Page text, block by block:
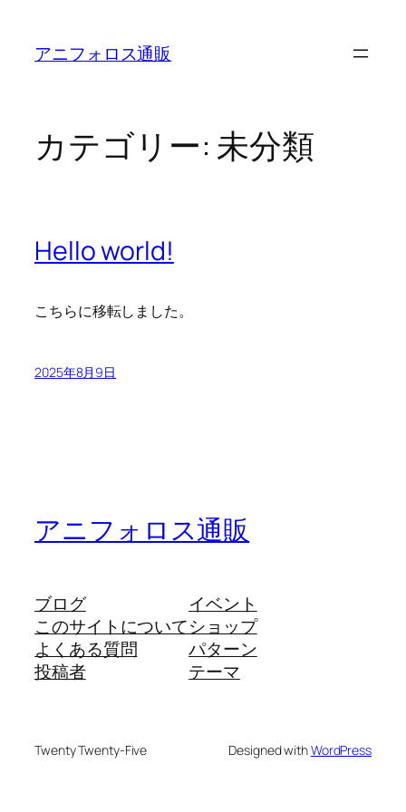
アニフォロス通販
カテゴリー: 未分類
Hello world!
こちらに移転しました。
2025年8月9日
アニフォロス通販
ブログ
このサイトについて
よくある質問
投稿者
イベント
ショップ
パターン
テーマ
Twenty Twenty-Five Designed withWordPress